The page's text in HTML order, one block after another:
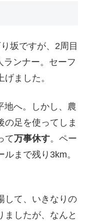
坂ですが、2周目
ランナー。セーフ
ました。
地へ。しかし、農
の足を使ってしま
て万事休す。ペー
まで残り3km。
して、いきなりの
ましたが、なんと